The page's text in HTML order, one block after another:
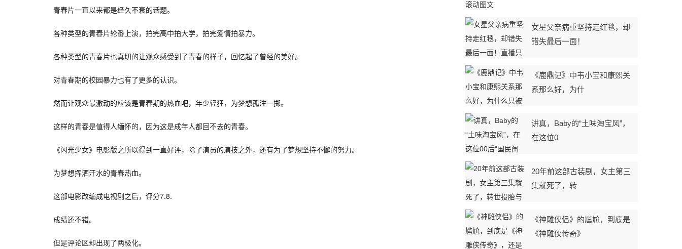
青春片一直以来都是经久不衰的话题。
各种类型的青春片轮番上演，拍完高中拍大学，拍完爱情拍暴力。
各种类型的青春片也真切的让观众感受到了青春的样子，回忆起了曾经的美好。
对青春期的校园暴力也有了更多的认识。
然而让观众最激动的应该是青春期的热血吧，年少轻狂，为梦想孤注一掷。
这样的青春是值得人缅怀的，因为这是成年人都回不去的青春。
《闪光少女》电影版之所以得到一直好评，除了演员的演技之外，还有为了梦想坚持不懈的努力。
为梦想挥洒汗水的青春热血。
这部电影改编成电视剧之后，评分7.8.
成绩还不错。
但是评论区却出现了两极化。
滚动图文
女星父亲病重坚持走红毯，却
错失最后一面！
《鹿鼎记》中韦小宝和康熙关
系那么好，为什
讲真，Baby的“土味淘宝风”，
在这位0
20年前这部古装剧，女主第三
集就死了，转
《神雕侠侣》的尴尬，到底是
《神雕侠传奇》